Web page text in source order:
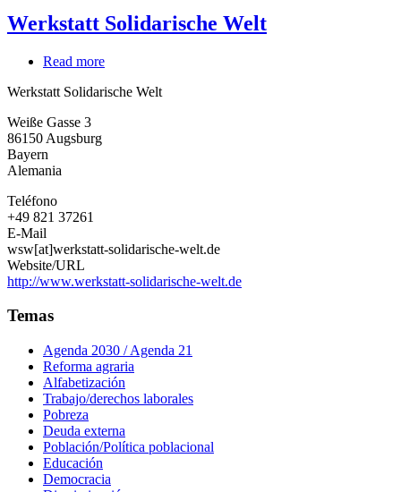
Werkstatt Solidarische Welt
Read more
Solidarische
Werkstatt Solidarische Welt
Weiße Gasse 3
86150 Augsburg
Bayern
Alemania
Teléfono
+49 821 37261
E-Mail
wsw[at]werkstatt-solidarische-welt.de
Website/URL
http://www.werkstatt-solidarische-welt.de
Temas
Agenda 2030 / Agenda 21
Reforma agraria
Alfabetización
Trabajo/derechos laborales
Pobreza
Deuda externa
Población/Política poblacional
Educación
Democracia